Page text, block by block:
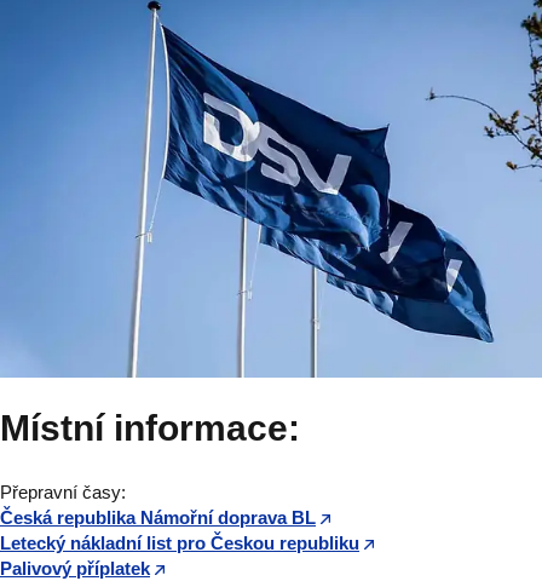
Místní informace:
Přepravní časy:
Česká republika Námořní doprava BL
Letecký nákladní list pro Českou republiku
Palivový příplatek